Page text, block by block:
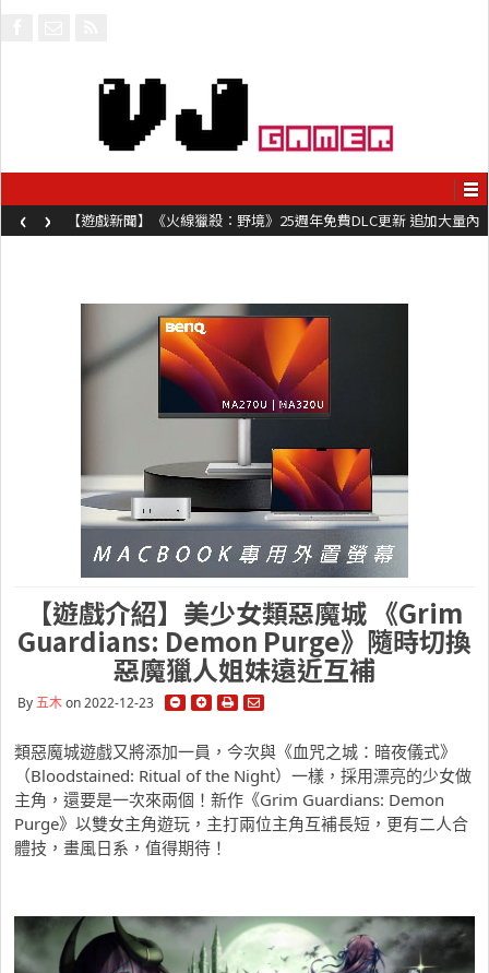
【遊戲新聞】《火線獵殺：野境》25週年免費DLC更新 追加大量內
容同時系舊作限時超平價折扣
‹ ›
【遊戲介紹】美少女類惡魔城 《Grim
Guardians: Demon Purge》隨時切換
惡魔獵人姐妹遠近互補
By五木on 2022-12-23
類惡魔城遊戲又將添加一員，今次與《血咒之城：暗夜儀式》
（Bloodstained: Ritual of the Night）一樣，採用漂亮的少女做
主角，還要是一次來兩個！新作《Grim Guardians: Demon
Purge》以雙女主角遊玩，主打兩位主角互補長短，更有二人合
體技，畫風日系，值得期待！